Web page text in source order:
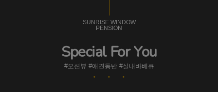
SUNRISE WINDOW
PENSION
Special For You
#오션뷰 #애견동반 #실내바베큐